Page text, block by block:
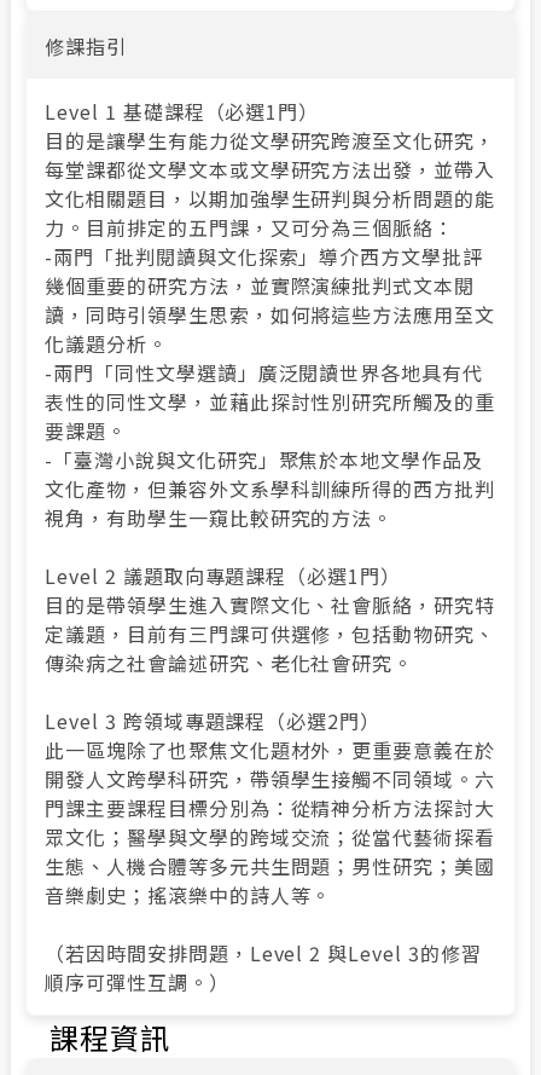
修課指引
Level 1 基礎課程（必選1門）
目的是讓學生有能力從文學研究跨渡至文化研究，
每堂課都從文學文本或文學研究方法出發，並帶入
文化相關題目，以期加強學生研判與分析問題的能
力。目前排定的五門課，又可分為三個脈絡：
-兩門「批判閱讀與文化探索」導介西方文學批評
幾個重要的研究方法，並實際演練批判式文本閱
讀，同時引領學生思索，如何將這些方法應用至文
化議題分析。
-兩門「同性文學選讀」廣泛閱讀世界各地具有代
表性的同性文學，並藉此探討性別研究所觸及的重
要課題。
-「臺灣小說與文化研究」聚焦於本地文學作品及
文化產物，但兼容外文系學科訓練所得的西方批判
視角，有助學生一窺比較研究的方法。
Level 2 議題取向專題課程（必選1門）
目的是帶領學生進入實際文化、社會脈絡，研究特
定議題，目前有三門課可供選修，包括動物研究、
傳染病之社會論述研究、老化社會研究。
Level 3 跨領域專題課程（必選2門）
此一區塊除了也聚焦文化題材外，更重要意義在於
開發人文跨學科研究，帶領學生接觸不同領域。六
門課主要課程目標分別為：從精神分析方法探討大
眾文化；醫學與文學的跨域交流；從當代藝術探看
生態、人機合體等多元共生問題；男性研究；美國
音樂劇史；搖滾樂中的詩人等。
（若因時間安排問題，Level 2 與Level 3的修習
順序可彈性互調。）
課程資訊